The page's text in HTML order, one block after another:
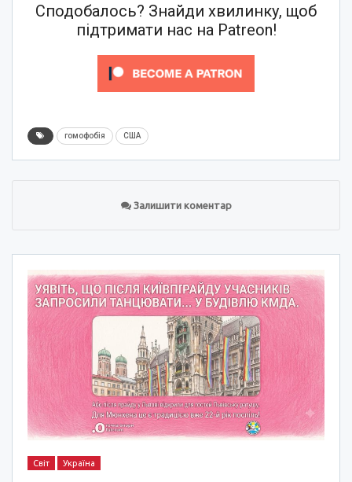
Сподобалось? Знайди хвилинку, щоб
підтримати нас на Patreon!
гомофобія США
Залишити коментар
Світ Україна